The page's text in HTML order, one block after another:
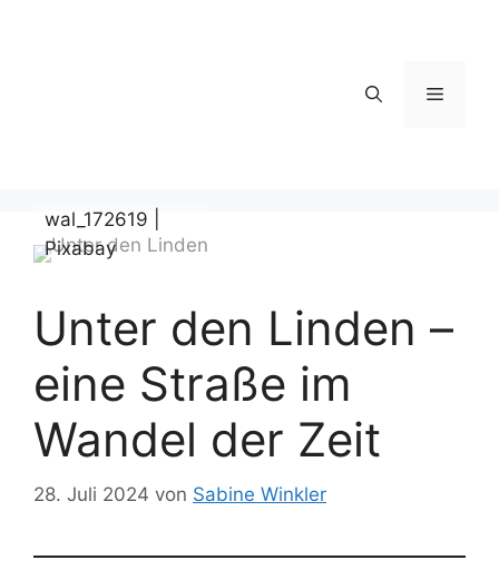
Menü
wal_172619 |
Pixabay
Unter den Linden –
eine Straße im
Wandel der Zeit
28. Juli 2024 von Sabine Winkler